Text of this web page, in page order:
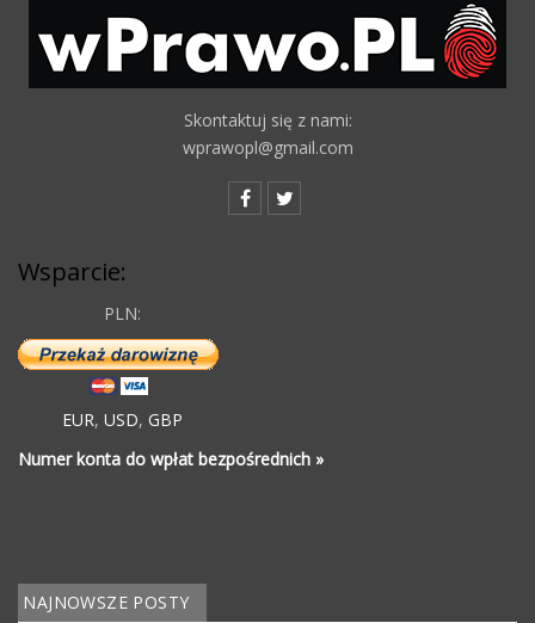
Skontaktuj się z nami:
wprawopl@gmail.com
Wsparcie:
PLN:
EUR, USD, GBP
Numer konta do wpłat bezpośrednich »
NAJNOWSZE POSTY